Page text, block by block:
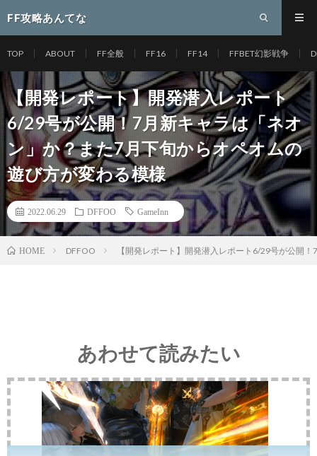
FF攻略あんてな
TOP ABOUT FF全般 FF16 FF14 FFBET幻影戦争
【開発レポート】開発潜入レポート
6/29号が公開！7月新キャラは「ネオ
ン」か？また7月下旬からオペオムの
遊び方が変わる模様
2022.06.29 DFFOO GameInn
HOME DFFOO 【開発レポート】開発潜入レポート6/29号が公開
あわせて読みたい